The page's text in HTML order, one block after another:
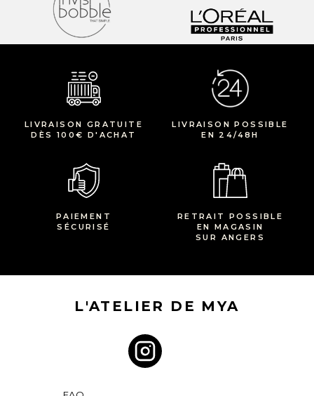
LIVRAISON GRATUITE
DÈS 100€ D'ACHAT
LIVRAISON POSSIBLE
EN 24/48H
PAIEMENT
SÉCURISÉ
RETRAIT POSSIBLE
EN MAGASIN
SUR ANGERS
L'ATELIER DE MYA